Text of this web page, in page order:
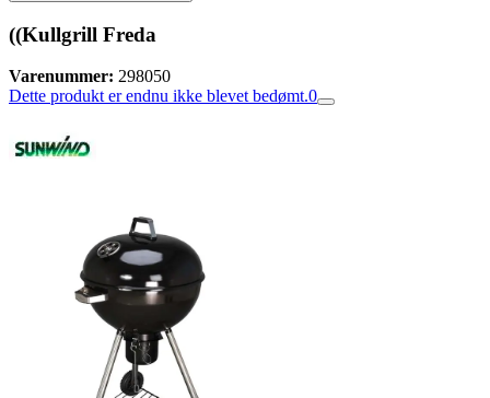
((Kullgrill Freda
Varenummer: 298050
Dette produkt er endnu ikke blevet bedømt.0